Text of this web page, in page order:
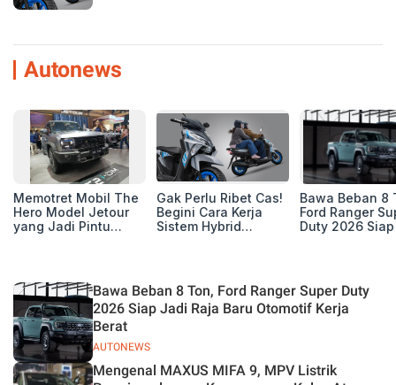
Autonews
Memotret Mobil The
Hero Model Jetour
yang Jadi Pintu
Gak Perlu Ribet Cas!
Begini Cara Kerja
Sistem Hybrid
Bawa Beban 8
Ford Ranger
Duty 2026
AUTONEWS
Bawa Beban 8 Ton, Ford Ranger Super Duty
2026 Siap Jadi Raja Baru Otomotif Kerja
Berat
Mengenal MAXUS MIFA 9, MPV Listrik